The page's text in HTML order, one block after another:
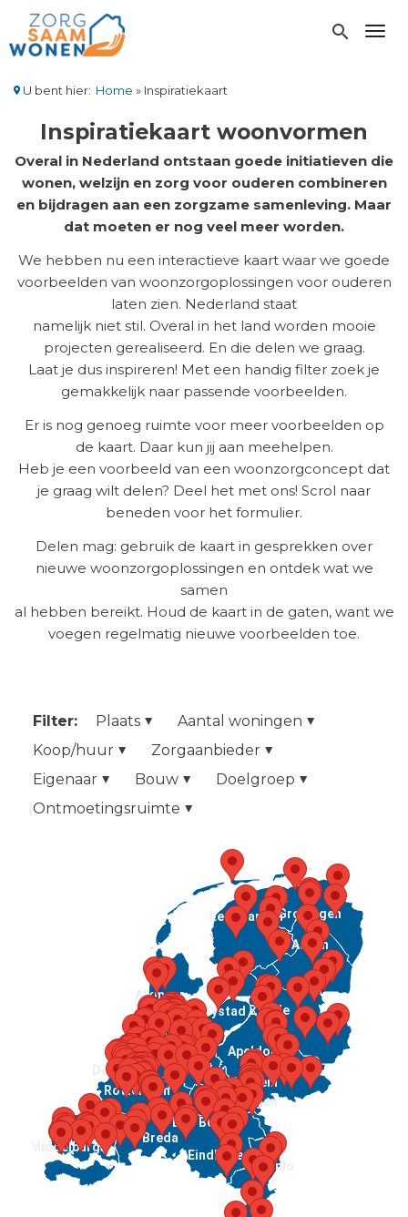
naar
de
gaan
search
U bent hier: Home Inspiratiekaart
Inspiratiekaart woonvormen
Overal in Nederland ontstaan goede initiatieven die
wonen, welzijn en zorg voor ouderen combineren
en bijdragen aan een zorgzame samenleving. Maar
dat moeten er nog veel meer worden.
We hebben nu een interactieve kaart waar we goede
voorbeelden van woonzorgoplossingen voor ouderen
laten zien. Nederland staat
namelijk niet stil. Overal in het land worden mooie
projecten gerealiseerd. En die delen we graag.
Laat je dus inspireren! Met een handig filter zoek je
gemakkelijk naar passende voorbeelden.
Er is nog genoeg ruimte voor meer voorbeelden op
de kaart. Daar kun jij aan meehelpen.
Heb je een voorbeeld van een woonzorgconcept dat
je graag wilt delen? Deel het met ons! Scrol naar
beneden voor het formulier.
Delen mag: gebruik de kaart in gesprekken over
nieuwe woonzorgoplossingen en ontdek wat we
samen
al hebben bereikt. Houd de kaart in de gaten, want we
voegen regelmatig nieuwe voorbeelden toe.